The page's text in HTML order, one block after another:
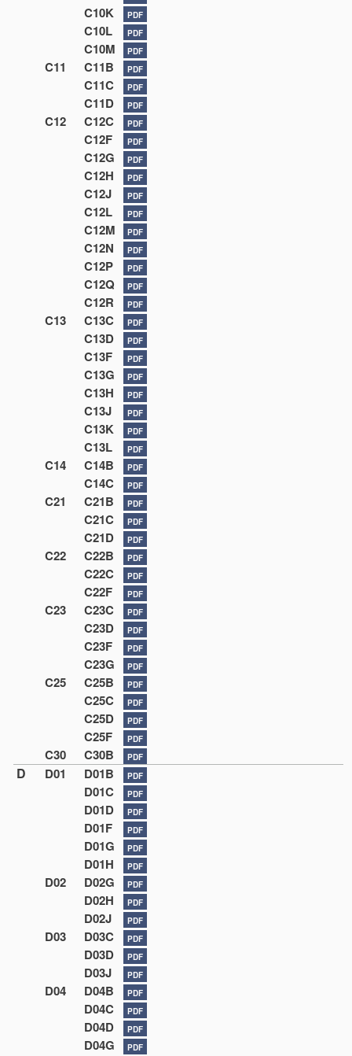
C10K PDF
C10L PDF
C10M PDF
C11 C11B PDF
C11C PDF
C11D PDF
C12 C12C PDF
C12F PDF
C12G PDF
C12H PDF
C12J PDF
C12L PDF
C12M PDF
C12N PDF
C12P PDF
C12Q PDF
C12R PDF
C13 C13C PDF
C13D PDF
C13F PDF
C13G PDF
C13H PDF
C13J PDF
C13K PDF
C13L PDF
C14 C14B PDF
C14C PDF
C21 C21B PDF
C21C PDF
C21D PDF
C22 C22B PDF
C22C PDF
C22F PDF
C23 C23C PDF
C23D PDF
C23F PDF
C23G PDF
C25 C25B PDF
C25C PDF
C25D PDF
C25F PDF
C30 C30B PDF
D D01 D01B PDF
D01C PDF
D01D PDF
D01F PDF
D01G PDF
D01H PDF
D02 D02G PDF
D02H PDF
D02J PDF
D03 D03C PDF
D03D PDF
D03J PDF
D04 D04B PDF
D04C PDF
D04D PDF
D04G PDF